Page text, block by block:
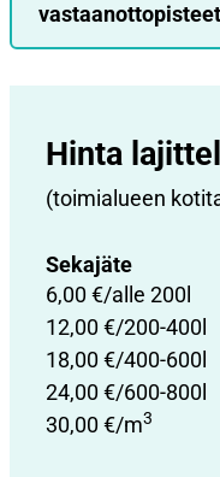
Hinta
(toimialueen
Sekajäte
6,00 €/alle 200l
12,00 €/200-400l
18,00 €/400-600l
24,00 €/600-800l
30,00 €/m3